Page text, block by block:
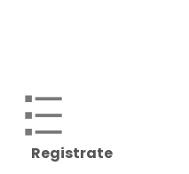
Registrate